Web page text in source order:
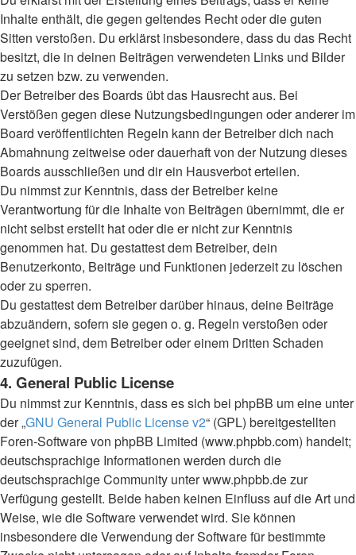
Inhalte enthält, die gegen geltendes Recht oder die guten
Sitten verstoßen. Du erklärst insbesondere, dass du das Recht
besitzt, die in deinen Beiträgen verwendeten Links und Bilder
zu setzen bzw. zu verwenden.
Der Betreiber des Boards übt das Hausrecht aus. Bei
Verstößen gegen diese Nutzungsbedingungen oder anderer im
Board veröffentlichten Regeln kann der Betreiber dich nach
Abmahnung zeitweise oder dauerhaft von der Nutzung dieses
Boards ausschließen und dir ein Hausverbot erteilen.
Du nimmst zur Kenntnis, dass der Betreiber keine
Verantwortung für die Inhalte von Beiträgen übernimmt, die er
nicht selbst erstellt hat oder die er nicht zur Kenntnis
genommen hat. Du gestattest dem Betreiber, dein
Benutzerkonto, Beiträge und Funktionen jederzeit zu löschen
oder zu sperren.
Du gestattest dem Betreiber darüber hinaus, deine Beiträge
abzuändern, sofern sie gegen o. g. Regeln verstoßen oder
geeignet sind, dem Betreiber oder einem Dritten Schaden
zuzufügen.
4. General Public License
Du nimmst zur Kenntnis, dass es sich bei phpBB um eine unter
der „GNU General Public License v2“ (GPL) bereitgestellten
Foren-Software von phpBB Limited (www.phpbb.com) handelt;
deutschsprachige Informationen werden durch die
deutschsprachige Community unter www.phpbb.de zur
Verfügung gestellt. Beide haben keinen Einfluss auf die Art und
Weise, wie die Software verwendet wird. Sie können
insbesondere die Verwendung der Software für bestimmte